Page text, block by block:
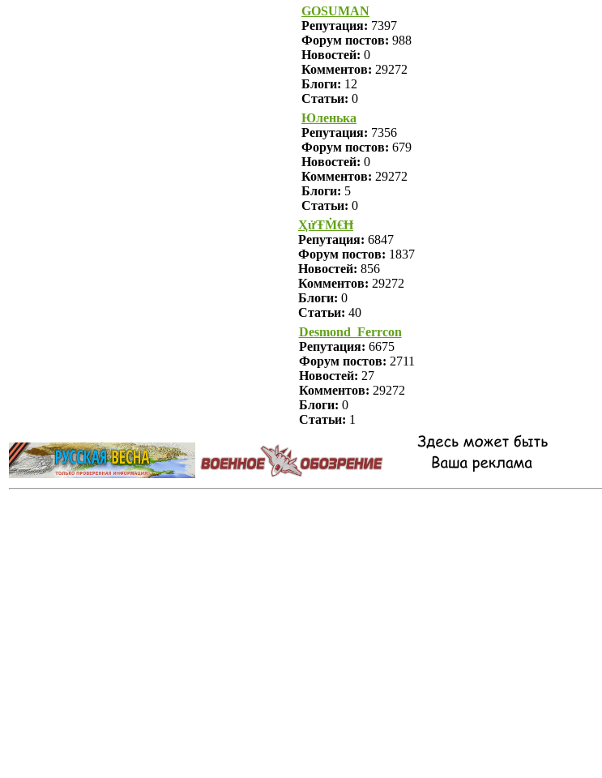
GOSUMAN
Репутация: 7397
Форум постов: 988
Новостей: 0
Комментов: 29272
Блоги: 12
Статьи: 0
Юленька
Репутация: 7356
Форум постов: 679
Новостей: 0
Комментов: 29272
Блоги: 5
Статьи: 0
ҲửŦṀ€Ħ
Репутация: 6847
Форум постов: 1837
Новостей: 856
Комментов: 29272
Блоги: 0
Статьи: 40
Desmond_Ferrcon
Репутация: 6675
Форум постов: 2711
Новостей: 27
Комментов: 29272
Блоги: 0
Статьи: 1